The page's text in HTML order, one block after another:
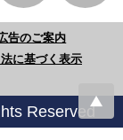
告のご案内
に基づく表示
Reserved